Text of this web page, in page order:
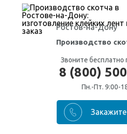
Ростов-на-Дону
Производство
Звоните бесплатно
8 (800)
Пн.-Пт. 9:00-